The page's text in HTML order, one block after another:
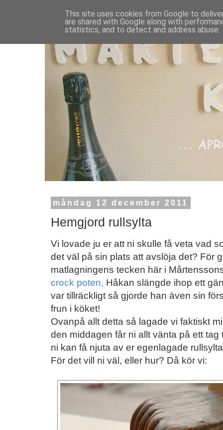
måndag 12 december 2011
Hemgjord rullsylta
Vi lovade ju er att ni skulle få veta vad
det väl på sin plats att avslöja det? För
matlagningens tecken här i
crock poten, Håkan slängde ihop ett
var tillräckligt så gjorde han även sin
frun i köket!
Ovanpå allt detta så lagade vi faktiskt
den middagen får ni allt vänta på ett
ni kan få njuta av er egenlagade
För det vill ni väl, eller hur? Då kör vi:
This site uses cookies from Google to
are shared with Google along with
statistics, and to detect and address abuse.